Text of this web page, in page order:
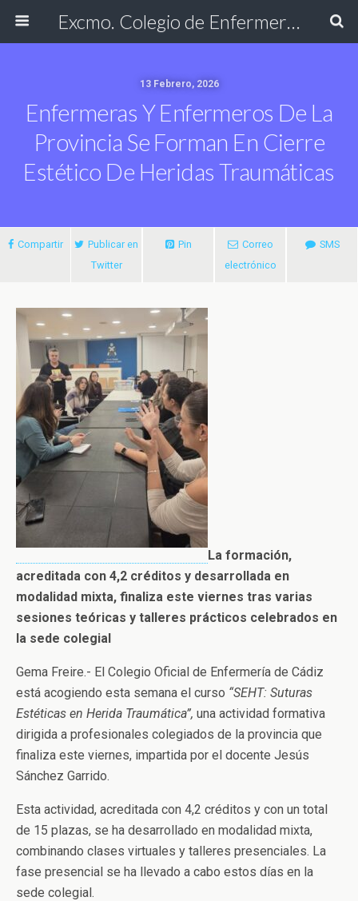
Excmo. Colegio de Enfermería de Cádiz
13 Febrero, 2026
Enfermeras Y Enfermeros De La
Provincia Se Forman En Cierre
Estético De Heridas Traumáticas
Compartir
Publicar en
Twitter
Pin
Correo
electrónico
SMS
La formación,
acreditada con 4,2 créditos y desarrollada en
modalidad mixta, finaliza este viernes tras varias
sesiones teóricas y talleres prácticos celebrados en
la sede colegial
Gema Freire.- El Colegio Oficial de Enfermería de Cádiz
está acogiendo esta semana el curso “SEHT: Suturas
Estéticas en Herida Traumática”, una actividad formativa
dirigida a profesionales colegiados de la provincia que
finaliza este viernes, impartida por el docente Jesús
Sánchez Garrido.
Esta actividad, acreditada con 4,2 créditos y con un total
de 15 plazas, se ha desarrollado en modalidad mixta,
combinando clases virtuales y talleres presenciales. La
fase presencial se ha llevado a cabo estos días en la
sede colegial.